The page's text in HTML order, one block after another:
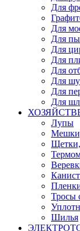
Для
Для
Для
Для
Для
Для
Для
Для
Для
Лупы
Мешки,
Тросы
Шилья